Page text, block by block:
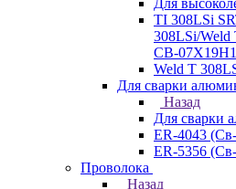
Для
TI 308LSi
308LSi/
СВ-
Weld T
Для сварки
Назад
Для сварки
ER-4043
ER-5356
Проволока
Назад